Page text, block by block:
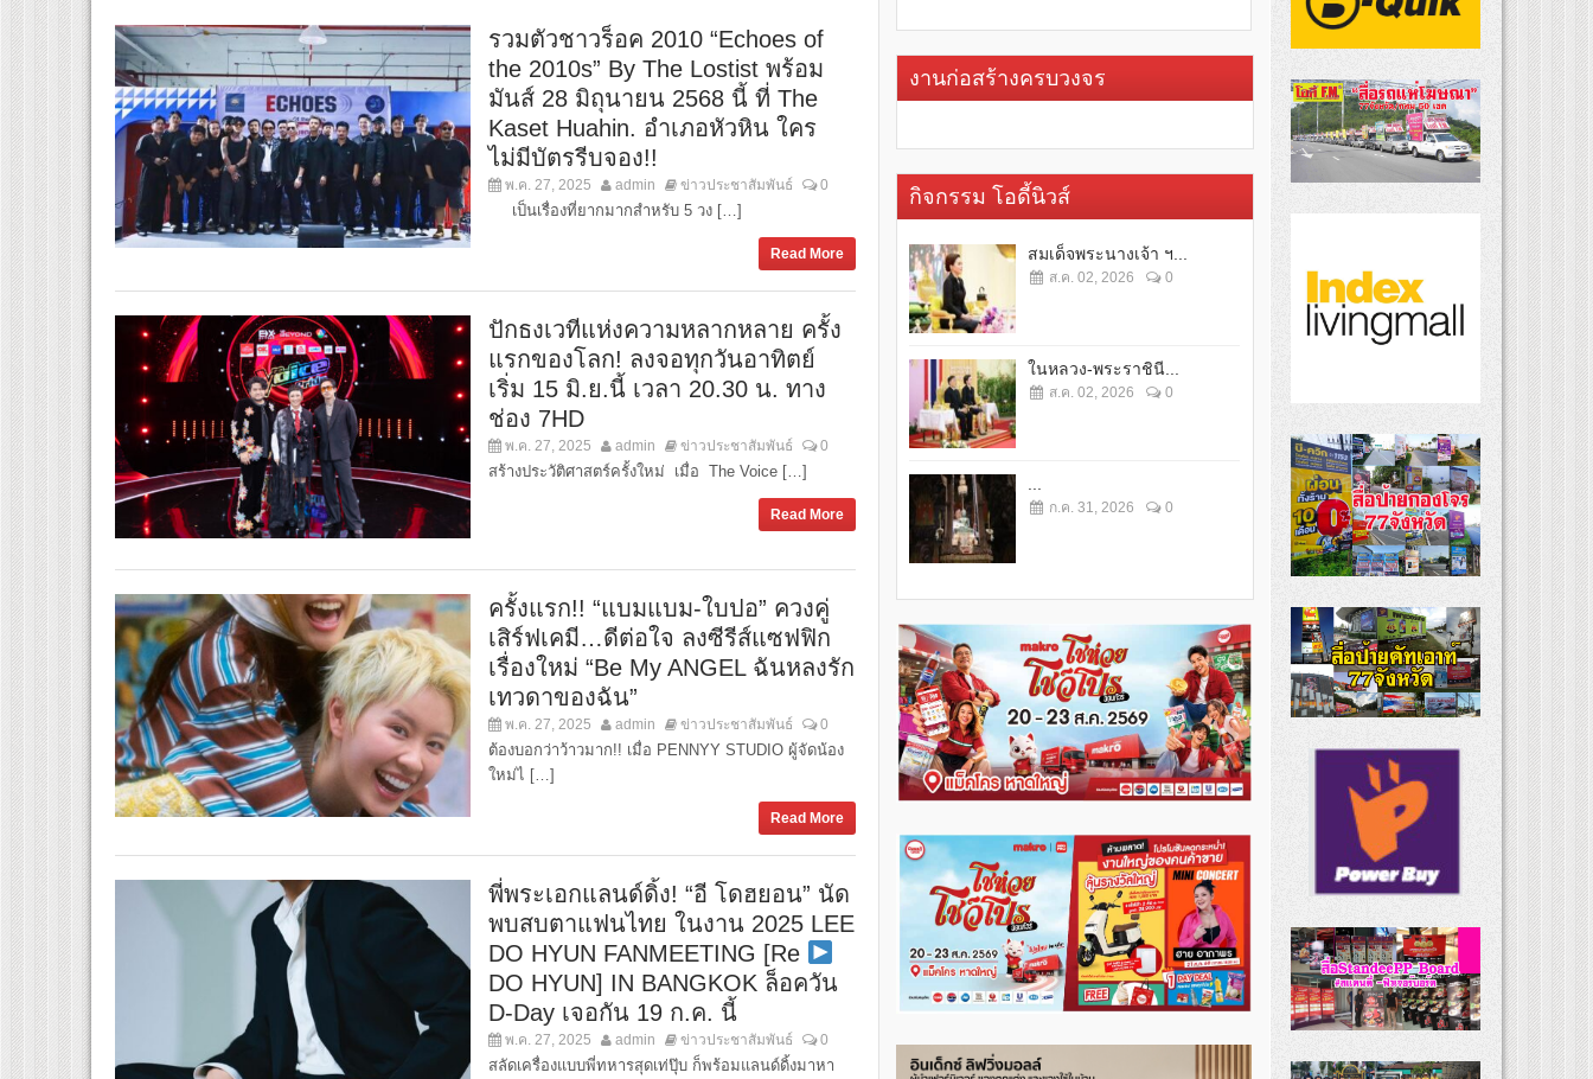
รวมตัวชาวร็อค 2010 “Echoes of
the 2010s” By The Lostist พร้อม
มันส์ 28 มิถุนายน 2568 นี้ ที่ The
Kaset Huahin. อำเภอหัวหิน ใคร
ไม่มีบัตรรีบจอง!!
พ.ค. 27, 2025 admin ข่าวประชาสัมพันธ์ 0
เป็นเรื่องที่ยากมากสำหรับ 5 วง […]
Read More
ปักธงเวทีแห่งความหลากหลาย ครั้ง
แรกของโลก! ลงจอทุกวันอาทิตย์
เริ่ม 15 มิ.ย.นี้ เวลา 20.30 น. ทาง
ช่อง 7HD
พ.ค. 27, 2025 admin ข่าวประชาสัมพันธ์ 0
สร้างประวัติศาสตร์ครั้งใหม่ เมื่อ The Voice […]
Read More
ครั้งแรก!! “แบมแบม-ใบปอ” ควงคู่
เสิร์ฟเคมี…ดีต่อใจ ลงซีรีส์แซฟฟิก
เรื่องใหม่ “Be My ANGEL ฉันหลงรัก
เทวดาของฉัน”
พ.ค. 27, 2025 admin ข่าวประชาสัมพันธ์ 0
ต้องบอกว่าว้าวมาก!! เมื่อ PENNYY STUDIO ผู้จัดน้อง
ใหม่ไ […]
Read More
พี่พระเอกแลนด์ดิ้ง! “อี โดฮยอน” นัด
พบสบตาแฟนไทย ในงาน 2025 LEE
DO HYUN FANMEETING [Re
DO HYUN] IN BANGKOK ล็อควัน
D-Day เจอกัน 19 ก.ค. นี้
พ.ค. 27, 2025 admin ข่าวประชาสัมพันธ์ 0
สลัดเครื่องแบบพี่ทหารสุดเท่ปุ๊บ ก็พร้อมแลนด์ดิ้งมาหา
งานก่อสร้างครบวงจร
กิจกรรม โอดี้นิวส์
สมเด็จพระนางเจ้า ฯ...
ส.ค. 02, 2026 0
ในหลวง-พระราชินี...
ส.ค. 02, 2026 0
ก.ค. 31, 2026 0